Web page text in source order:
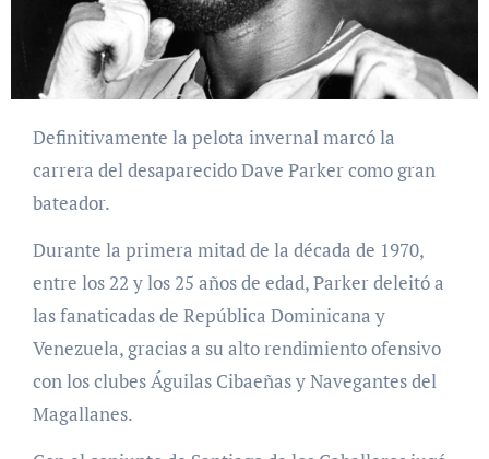
Definitivamente la pelota invernal marcó la
carrera del desaparecido Dave Parker como gran
bateador.
Durante la primera mitad de la década de 1970,
entre los 22 y los 25 años de edad, Parker deleitó a
las fanaticadas de República Dominicana y
Venezuela, gracias a su alto rendimiento ofensivo
con los clubes Águilas Cibaeñas y Navegantes del
Magallanes.